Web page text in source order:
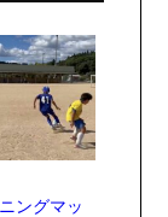
ングマッ